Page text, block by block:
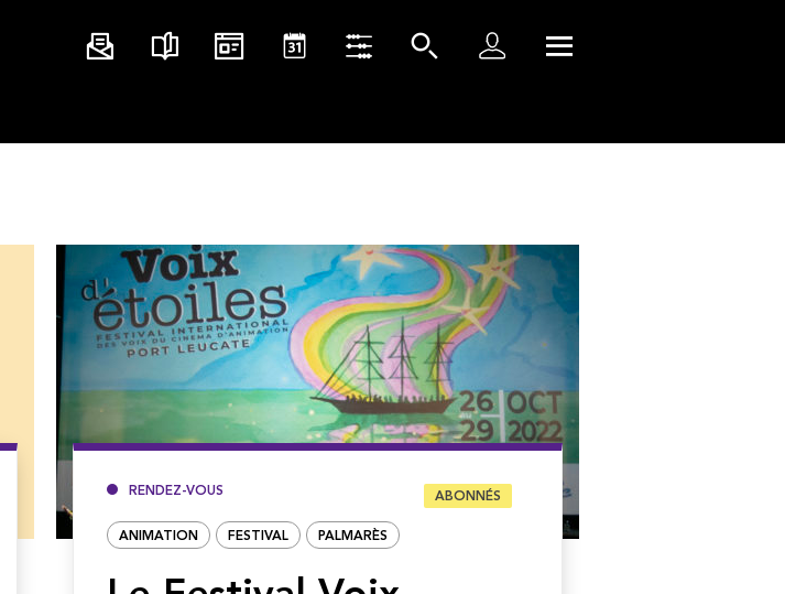
RENDEZ-VOUS ABONNÉS
ANIMATION FESTIVAL PALMARÈS